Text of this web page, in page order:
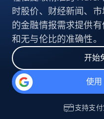
时股价、财经新闻、
的金融情报需求提供
和无与伦比的准确性。
开始
使用
支持支付